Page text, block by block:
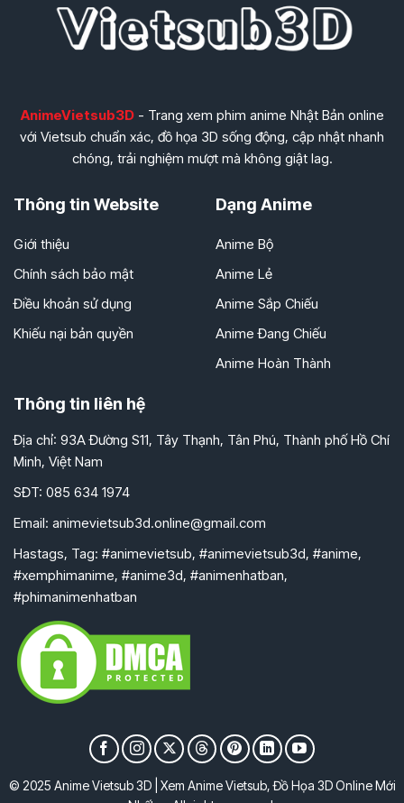
AnimeVietsub3D- Trang xem phim anime Nhật Bản online
với Vietsub chuẩn xác, đồ họa 3D sống động, cập nhật nhanh
chóng, trải nghiệm mượt mà không giật lag.
Thông tin Website
Giới thiệu
Chính sách bảo mật
Điều khoản sử dụng
Khiếu nại bản quyền
Dạng Anime
Anime Bộ
Anime Lẻ
Anime Sắp Chiếu
Anime Đang Chiếu
Anime Hoàn Thành
Thông tin liên hệ
Địa chỉ: 93A Đường S11, Tây Thạnh, Tân Phú, Thành phố Hồ Chí
Minh, Việt Nam
SĐT: 085 634 1974
Email: animevietsub3d.online@gmail.com
Hastags, Tag: #animevietsub, #animevietsub3d, #anime,
#xemphimanime, #anime3d, #animenhatban,
#phimanimenhatban
© 2025 Anime Vietsub 3D | Xem Anime Vietsub, Đồ Họa 3D Online Mới